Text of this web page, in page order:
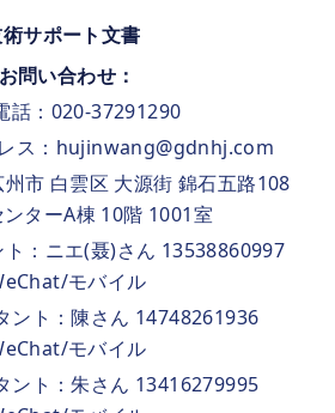
サポート文書
お問い合わせ：
話：020-37291290
ス：hujinwang@gdnhj.com
市 白雲区 大源街 錦石五路108
ターA棟 10階 1001室
：ニエ(聂)さん 13538860997
モバイル
ント：陳さん 14748261936
モバイル
ント：朱さん 13416279995